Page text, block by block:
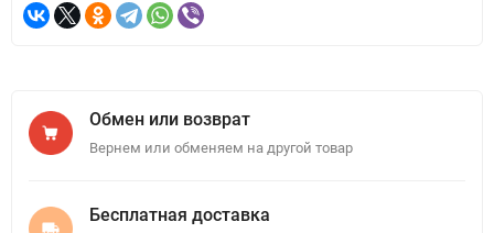
Обмен или возврат
Вернем или обменяем на другой товар
Бесплатная доставка